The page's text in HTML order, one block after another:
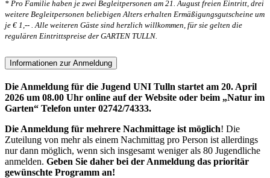
* Pro Familie haben je zwei Begleitpersonen am 21. August freien Eintritt, drei
weitere Begleitpersonen beliebigen Alters erhalten Ermäßigungsgutscheine um
je € 1,-- . Alle weiteren Gäste sind herzlich willkommen, für sie gelten die
regulären Eintrittspreise der GARTEN TULLN.
Informationen zur Anmeldung
Die Anmeldung für die Jugend UNI Tulln startet am 20. April
2026 um 08.00 Uhr online auf der Website oder beim „Natur im
Garten“ Telefon unter 02742/74333.
Die Anmeldung für mehrere Nachmittage ist möglich! Die
Zuteilung von mehr als einem Nachmittag pro Person ist allerdings
nur dann möglich, wenn sich insgesamt weniger als 80 Jugendliche
anmelden. Geben Sie daher bei der Anmeldung das prioritär
gewünschte Programm an!